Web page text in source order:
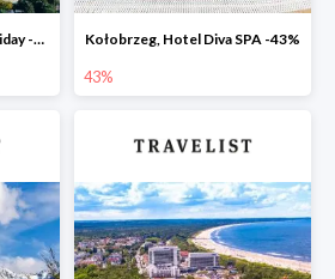
Mielno, Hotel Mielno Holiday -47% Kołobrzeg, Hotel Diva SPA -43%
43%